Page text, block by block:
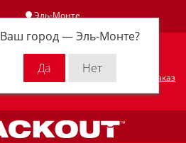
Эль-Монте
Ваш город —Эль-Монте?
Личный кабинет
Оформить заказ